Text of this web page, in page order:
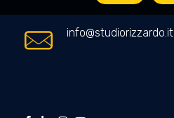
info@studiorizzardo.it